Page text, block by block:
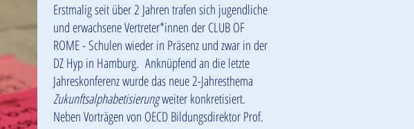
Erstmalig seit über 2 Jahren trafen sich jugendliche
und erwachsene Vertreter*innen der CLUB OF
ROME - Schulen wieder in Präsenz und zwar in der
DZ Hyp in Hamburg. Anknüpfend an die letzte
Jahreskonferenz wurde das neue 2-Jahresthema
Zukunftsalphabetisierungweiter konkretisiert.
Neben Vorträgen von OECD Bildungsdirektor Prof.